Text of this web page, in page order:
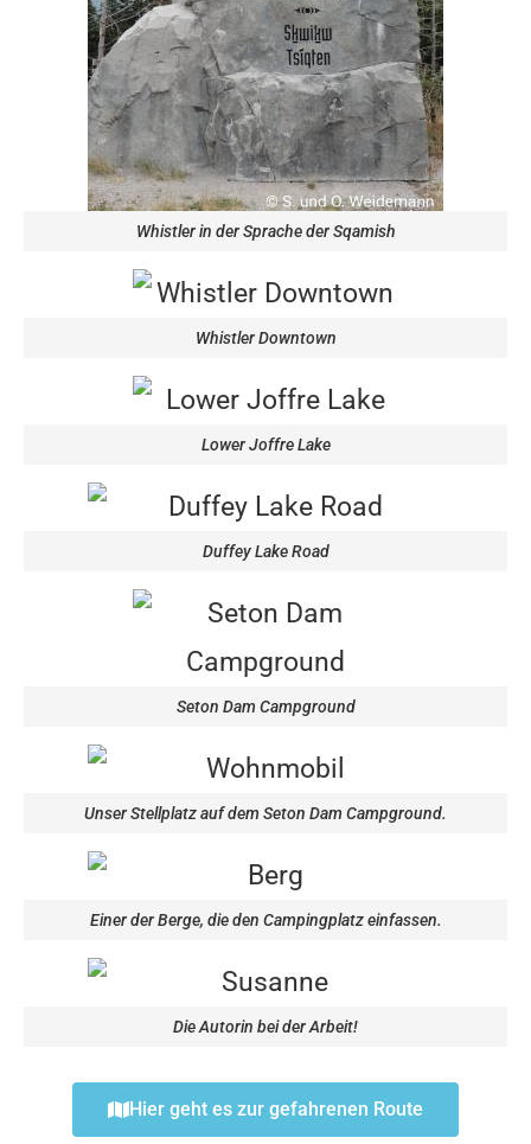
Whistler in der Sprache der Sqamish
Whistler Downtown
Lower Joffre Lake
Duffey Lake Road
Seton Dam Campground
Unser Stellplatz auf dem Seton Dam Campground.
Einer der Berge, die den Campingplatz einfassen.
Die Autorin bei der Arbeit!
Hier geht es zur gefahrenen Route